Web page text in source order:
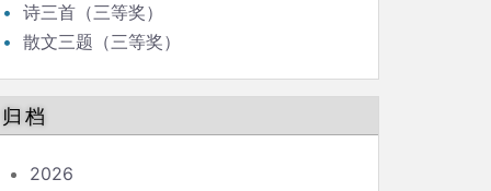
诗三首（三等奖）
散文三题（三等奖）
归档
2026